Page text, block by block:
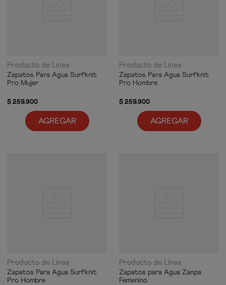
Producto de Línea
Zapatos Para Agua Surfknit
Pro Mujer
$259.900
AGREGAR
Producto de Línea
Zapatos Para Agua Surfknit
Pro Hombre
$259.900
AGREGAR
Producto de Línea
Zapatos Para Agua Surfknit
Pro Hombre
Producto de Línea
Zapatos para Agua Zanpa
Femenino